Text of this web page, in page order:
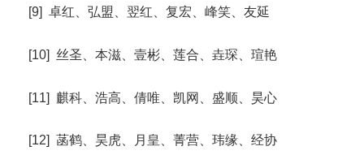
[9] 卓红、弘盟、翌红、复宏、峰笑、友延
[10] 丝圣、本滋、壹彬、莲合、垚琛、瑄艳
[11] 麒科、浩高、倩唯、凯网、盛顺、昊心
[12] 菡鹤、昊虎、月皇、菁营、玮缘、经协